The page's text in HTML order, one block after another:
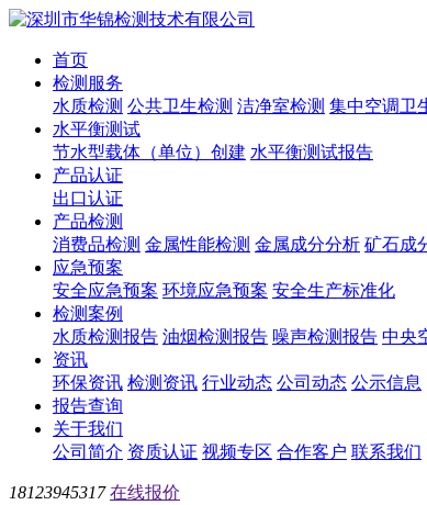
首页
检测服务
水质检测 公共卫生检测 洁净室检测 集中空调卫
水平衡测试
节水型载体（单位）创建 水平衡测试报告
产品认证
出口认证
产品检测
消费品检测 金属性能检测 金属成分分析 矿石成
应急预案
安全应急预案 环境应急预案 安全生产标准化
检测案例
水质检测报告 油烟检测报告 噪声检测报告 中央
资讯
环保资讯 检测资讯 行业动态 公司动态 公示信息
报告查询
关于我们
公司简介 资质认证 视频专区 合作客户 联系我们
18123945317 在线报价